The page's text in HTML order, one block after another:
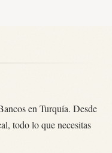
en Turquía. Desde
todo lo que necesitas